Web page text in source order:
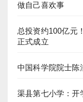
做自己喜欢事
总投资约100亿元
正式成立
中国科学院院士陈
渠县第七小学：开